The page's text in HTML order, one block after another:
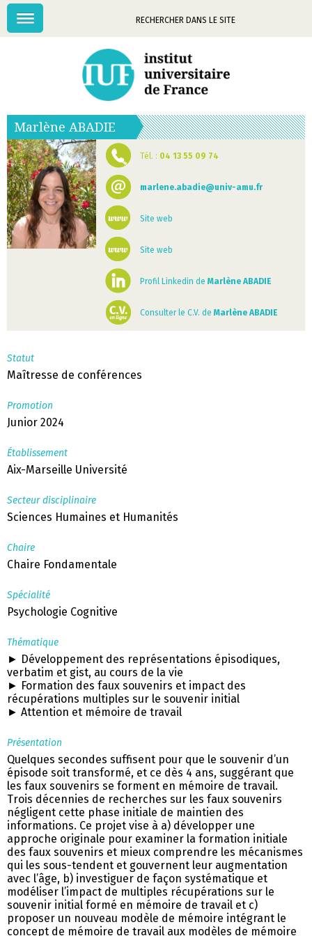
Mots-
Menu
Marlène ABADIE
Tél. : 04 13 55 09 74
marlene.abadie@univ-amu.fr
Site web
Site web
Profil Linkedin deMarlène ABADIE
Consulter le C.V. deMarlène ABADIE
Statut
Maîtresse de conférences
Promotion
Junior 2024
Établissement
Aix-Marseille Université
Secteur disciplinaire
Sciences Humaines et Humanités
Chaire
Chaire Fondamentale
Spécialité
Psychologie Cognitive
Thématique
► Développement des représentations épisodiques,
verbatim et gist, au cours de la vie
► Formation des faux souvenirs et impact des
récupérations multiples sur le souvenir initial
► Attention et mémoire de travail
Présentation
Quelques secondes suffisent pour que le souvenir d’un
épisode soit transformé, et ce dès 4 ans, suggérant que
les faux souvenirs se forment en mémoire de travail.
Trois décennies de recherches sur les faux souvenirs
négligent cette phase initiale de maintien des
informations. Ce projet vise à a) développer une
approche originale pour examiner la formation initiale
des faux souvenirs et mieux comprendre les mécanismes
qui les sous-tendent et gouvernent leur augmentation
avec l’âge, b) investiguer de façon systématique et
modéliser l’impact de multiples récupérations sur le
souvenir initial formé en mémoire de travail et c)
proposer un nouveau modèle de mémoire intégrant le
concept de mémoire de travail aux modèles de mémoire